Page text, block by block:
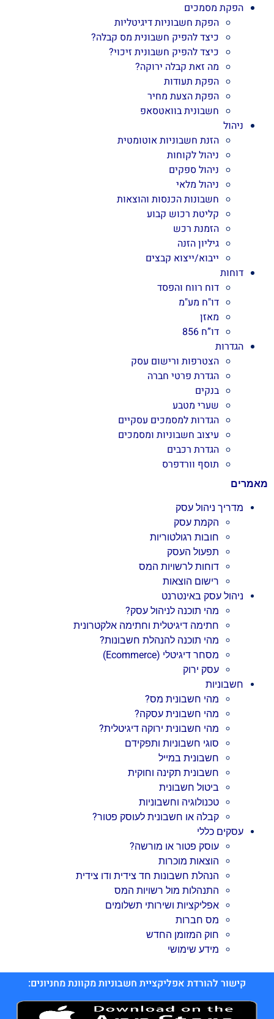
הפקת מסמכים
הפקת חשבוניות דיגיטליות
כיצד להפיק חשבונית מס קבלה?
כיצד להפיק חשבונית זיכוי?
מה זאת קבלה ירוקה?
הפקת תעודות
הפקת הצעת מחיר
חשבונית בוואטסאפ
ניהול
הזנת חשבוניות אוטומטית
ניהול לקוחות
ניהול ספקים
ניהול מלאי
חשבונות הכנסות והוצאות
קליטת רכוש קבוע
הזמנת רכש
גיליון הזנה
ייבוא/ייצוא קבצים
דוחות
דוח רווח והפסד
דו"ח מע"מ
מאזן
דו”ח 856
הגדרות
הצטרפות ורישום עסק
הגדרת פרטי חברה
בנקים
שערי מטבע
הגדרות למסמכים עסקיים
עיצוב חשבוניות ומסמכים
הגדרת רכבים
תוסף וורדפרס
מאמרים
מדריך ניהול עסק
הקמת עסק
חובות רגולטוריות
תפעול העסק
דוחות לרשויות המס
רישום הוצאות
ניהול עסק באינטרנט
מהי תוכנה לניהול עסק?
חתימה דיגיטלית וחתימה אלקטרונית
מהי תוכנה להנהלת חשבונות?
מסחר דיגיטלי (Ecommerce)
עסק ירוק
חשבוניות
מהי חשבונית מס?
מהי חשבונית עסקה?
מהי חשבונית ירוקה דיגיטלית?
סוגי חשבוניות ותפקידם
חשבונית במייל
חשבונית תקינה וחוקית
ביטול חשבונית
טכנולוגיה וחשבוניות
קבלה או חשבונית לעוסק פטור?
עסקים כללי
עוסק פטור או מורשה?
הוצאות מוכרות
הנהלת חשבונות חד צידית ודו צידית
התנהלות מול רשויות המס
אפליקציות ושירותי תשלומים
מס חברות
חוק המזומן החדש
מידע שימושי
קישור להורדת אפליקציית חשבוניות מקוונת מחניונים: